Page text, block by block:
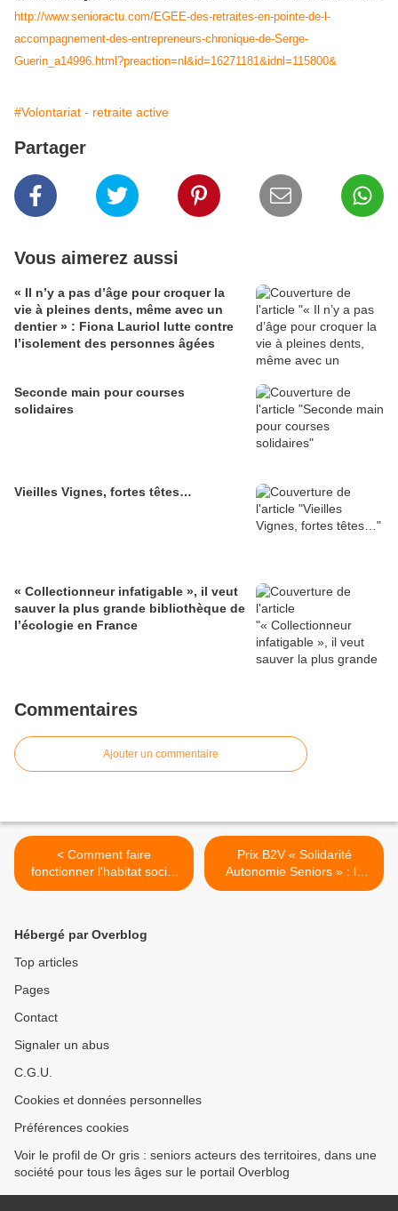
http://www.senioractu.com/EGEE-des-retraites-en-pointe-de-l-
accompagnement-des-entrepreneurs-chronique-de-Serge-
Guerin_a14996.html?preaction=nl&id=16271181&idnl=115800&
#Volontariat - retraite active
Partager
Vous aimerez aussi
« Il n’y a pas d’âge pour croquer la
vie à pleines dents, même avec un
dentier » : Fiona Lauriol lutte contre
l’isolement des personnes âgées
Seconde main pour courses
solidaires
Vieilles Vignes, fortes têtes…
« Collectionneur infatigable », il veut
sauver la plus grande bibliothèque de
l’écologie en France
Commentaires
Ajouter un commentaire
< Comment faire
fonctionner l'habitat social
intergénérationnel ?
Prix B2V « Solidarité
Autonomie Seniors » : le
palmarès >
Hébergé par Overblog
Top articles
Pages
Contact
Signaler un abus
C.G.U.
Cookies et données personnelles
Préférences cookies
Voir le profil de Or gris : seniors acteurs des territoires, dans une
société pour tous les âges sur le portail Overblog